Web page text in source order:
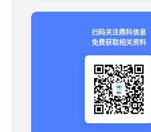
扫码关注鼎科信息
免费获取相关资料